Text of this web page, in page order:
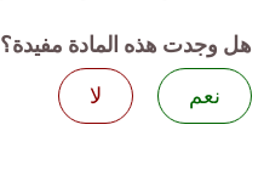
هل وجدت هذه المادة مفيدة؟
نعم
لا